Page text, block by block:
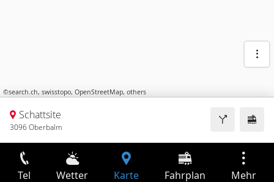
©search.ch, swisstopo, OpenStreetMap, others
Schattsite
3096 Oberbalm
Tel Wetter Karte Fahrplan Mehr